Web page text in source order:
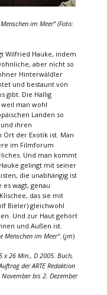
im Meer“ (Foto:
Wilfried Hauke, indem
aber nicht so
Hinterwäldler
und bestaunt von
gibt. Die Hallig
man wohl
Landen so
ihren
Ort der Exotik ist. Man
im Filmforum
Und man kommt
gelingt mit seiner
die unabhängig ist
wagt, genau
das sie mit
Bieler) gleichwohl
Und zur Haut gehört
und Außen ist.
Menschen im Meer“. (jm)
x 26 Min., D 2005. Buch,
der ARTE Redaktion
bis 2. Dezember